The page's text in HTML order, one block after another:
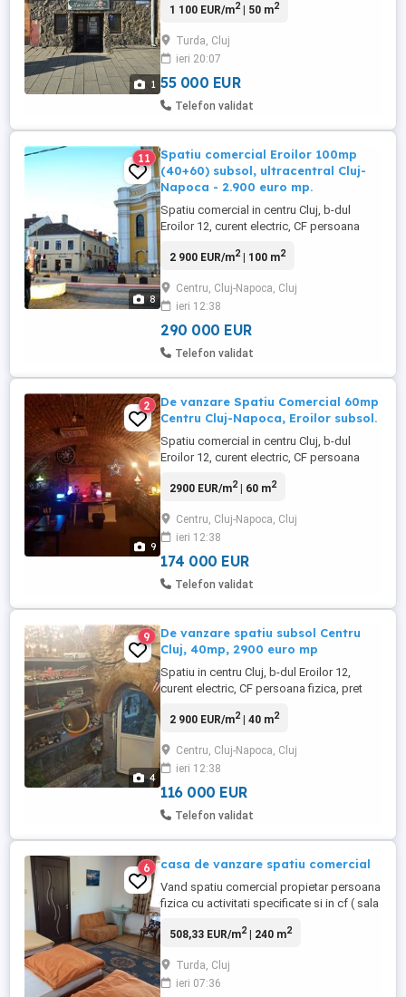
1
canalizare, curent trifazat, gaz Zona
1 100 EUR/m2| 50 m2
Turda, Cluj
ieri 20:07
55 000 EUR
Telefon validat
8
11
Spatiu comercial Eroilor 100mp
(40+60) subsol, ultracentral Cluj-
Napoca - 2.900 euro mp.
Spatiu comercial in centru Cluj, b-dul
Eroilor 12, curent electric, CF persoana
chirias. Relatii la telefon. Atentie! pozele
de chirias.
2 900 EUR/m2| 100 m2
Centru, Cluj-Napoca, Cluj
ieri 12:38
290 000 EUR
Telefon validat
9
2
De vanzare Spatiu Comercial 60mp
Centru Cluj-Napoca, Eroilor subsol.
Spatiu comercial in centru Cluj, b-dul
Eroilor 12, curent electric, CF persoana
de chirias. Relatii la telefon. Atentie!
facute de chirias.
2900 EUR/m2| 60 m2
Centru, Cluj-Napoca, Cluj
ieri 12:38
174 000 EUR
Telefon validat
4
9
De vanzare spatiu subsol Centru
Cluj, 40mp, 2900 euro mp
Spatiu in centru Cluj, b-dul Eroilor 12,
curent electric, CF persoana fizica, pret
la telefon. Atentie! pozele sunt facute
2 900 EUR/m2| 40 m2
Centru, Cluj-Napoca, Cluj
ieri 12:38
116 000 EUR
Telefon validat
6 casa de vanzare spatiu comercial
Vand spatiu comercial propietar persoana
fizica cu activitati specificate si in cf ( sala
de aprox 240 mp impartiti in parter ,et 1,et
de pe str principala Se poate si inchiria
toata sau partial Pret pt toata cladirea ...
508,33 EUR/m2| 240 m2
Turda, Cluj
ieri 07:36